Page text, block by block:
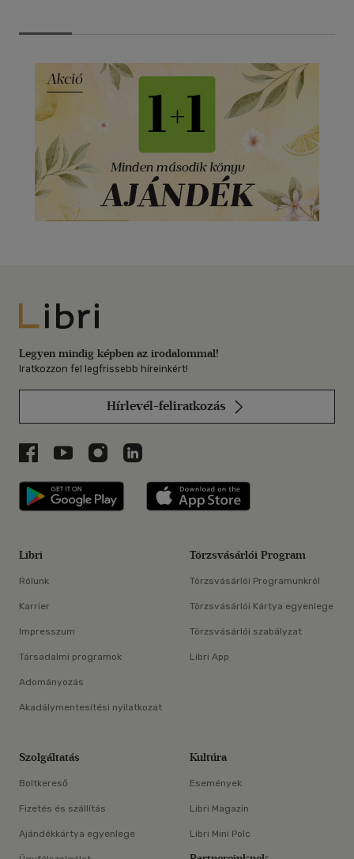
Libri
Legyen mindig képben az irodalommal!
Iratkozzon fel legfrissebb híreinkért!
Hírlevél-feliratkozás
Libri a Facebookon
Libri a Youtube-on
Libri az Instagramon
Libri a LinkedInen
Libri applikáció Szerezd meg: Google
Libri
Rólunk
Karrier
Impresszum
Társadalmi programok
Adományozás
Akadálymentesítési nyilatkozat
Törzsvásárlói Program
Törzsvásárlói Programunkról
Törzsvásárlói Kártya egyenlege
Törzsvásárlói szabályzat
Libri App
Szolgáltatás
Boltkereső
Fizetés és szállítás
Ajándékkártya egyenlege
Kultúra
Események
Libri Magazin
Libri Mini Polc